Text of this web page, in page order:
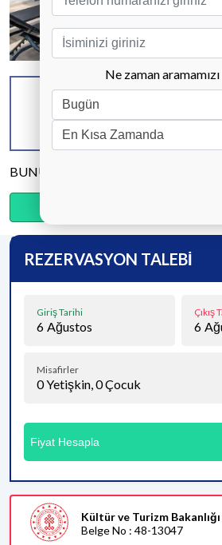
Tüm Fotoğrafları
KAPASİTE
8 KİŞİ
BANYO & WC
3 ADET
BUNU PAYLAŞ
REZERVASYON TALEBİ
Giriş Tarihi
6 Ağustos
Çıkış
6
Misafirler
0Yetişkin,0Çocuk
Fiyat Hesapla
Kültür ve Turizm Bakanlığı
Belge No : 48-13047
Ne zaman